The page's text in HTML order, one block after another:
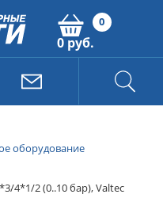
0
0 руб.
оборудование
4*1/2 (0..10 бар), Valtec